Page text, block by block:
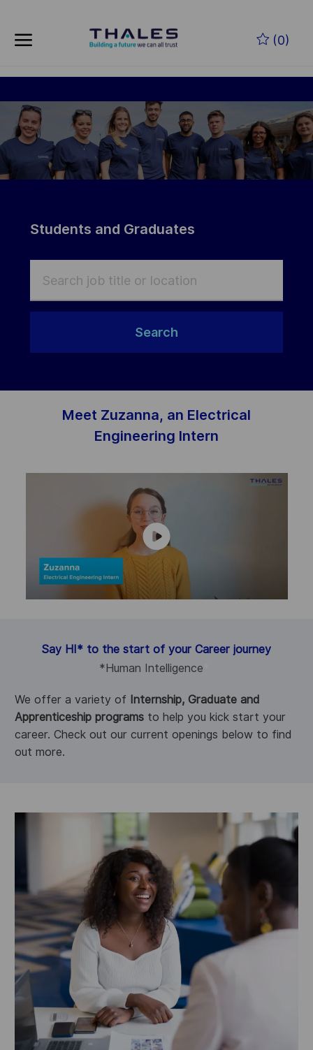
(0)
-
Students and Graduates
Search
Meet Zuzanna, an Electrical
Engineering Intern
Say HI* to the start of your Career journey
*Human Intelligence
We offer a variety of Internship, Graduate and
Apprenticeship programsto help you kick start your
career. Check out our current openings below to find
out more.